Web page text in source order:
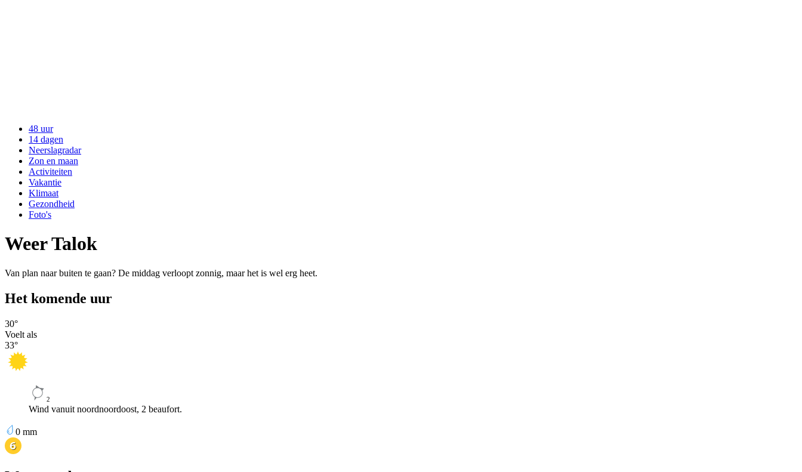
48 uur
14 dagen
Neerslagradar
Zon en maan
Activiteiten
Vakantie
Klimaat
Gezondheid
Foto's
Weer Talok
Van plan naar buiten te gaan? De middag verloopt zonnig, maar het is wel erg heet.
Het komende uur
30°
Voelt als
33°
2
Wind vanuit noordnoordoost, 2 beaufort.
0 mm